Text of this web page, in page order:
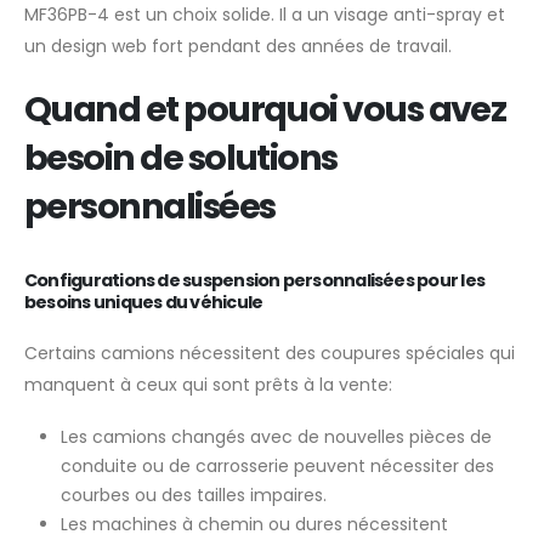
MF36PB-4 est un choix solide. Il a un visage anti-spray et
un design web fort pendant des années de travail.
Quand et pourquoi vous avez
besoin de solutions
personnalisées
Configurations de suspension personnalisées pour les
besoins uniques du véhicule
Certains camions nécessitent des coupures spéciales qui
manquent à ceux qui sont prêts à la vente:
Les camions changés avec de nouvelles pièces de
conduite ou de carrosserie peuvent nécessiter des
courbes ou des tailles impaires.
Les machines à chemin ou dures nécessitent